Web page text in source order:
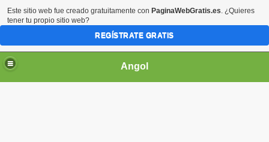
Angol
Este sitio web fue creado gratuitamente con PaginaWebGratis.es. ¿Quieres
tener tu propio sitio web?
REGÍSTRATE GRATIS